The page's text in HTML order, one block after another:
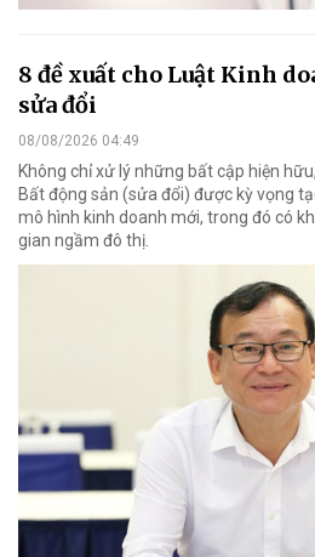
8 đề xuất cho Luật Kinh
sửa đổi
08/08/2026 04:49
Không chỉ xử lý những bất cập hiện
Bất động sản (sửa đổi) được kỳ vọng
mô hình kinh doanh mới, trong đó có
gian ngầm đô thị.